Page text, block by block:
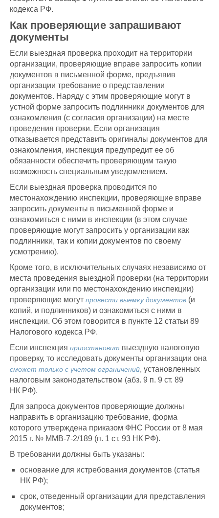
кодекса РФ.
Как проверяющие запрашивают
документы
Если выездная проверка проходит на территории
организации, проверяющие вправе запросить копии
документов в письменной форме, предъявив
организации требование о представлении
документов. Наряду с этим проверяющие могут в
устной форме запросить подлинники документов для
ознакомления (с согласия организации) на месте
проведения проверки. Если организация
отказывается представить оригиналы документов для
ознакомления, инспекция предупредит ее об
обязанности обеспечить проверяющим такую
возможность специальным уведомлением.
Если выездная проверка проводится по
местонахождению инспекции, проверяющие вправе
запросить документы в письменной форме и
ознакомиться с ними в инспекции (в этом случае
проверяющие могут запросить у организации как
подлинники, так и копии документов по своему
усмотрению).
Кроме того, в исключительных случаях независимо от
места проведения выездной проверки (на территории
организации или по местонахождению инспекции)
проверяющие могут провести выемку документов (и
копий, и подлинников) и ознакомиться с ними в
инспекции. Об этом говорится в пункте 12 статьи 89
Налогового кодекса РФ.
Если инспекция приостановит выездную налоговую
проверку, то исследовать документы организации она
сможет только с учетом ограничений, установленных
налоговым законодательством (абз. 9 п. 9 ст. 89
НК РФ).
Для запроса документов проверяющие должны
направить в организацию требование, форма
которого утверждена приказом ФНС России от 8 мая
2015 г. № ММВ-7-2/189 (п. 1 ст. 93 НК РФ).
В требовании должны быть указаны:
основание для истребования документов (статья
НК РФ);
срок, отведенный организации для представления
документов;